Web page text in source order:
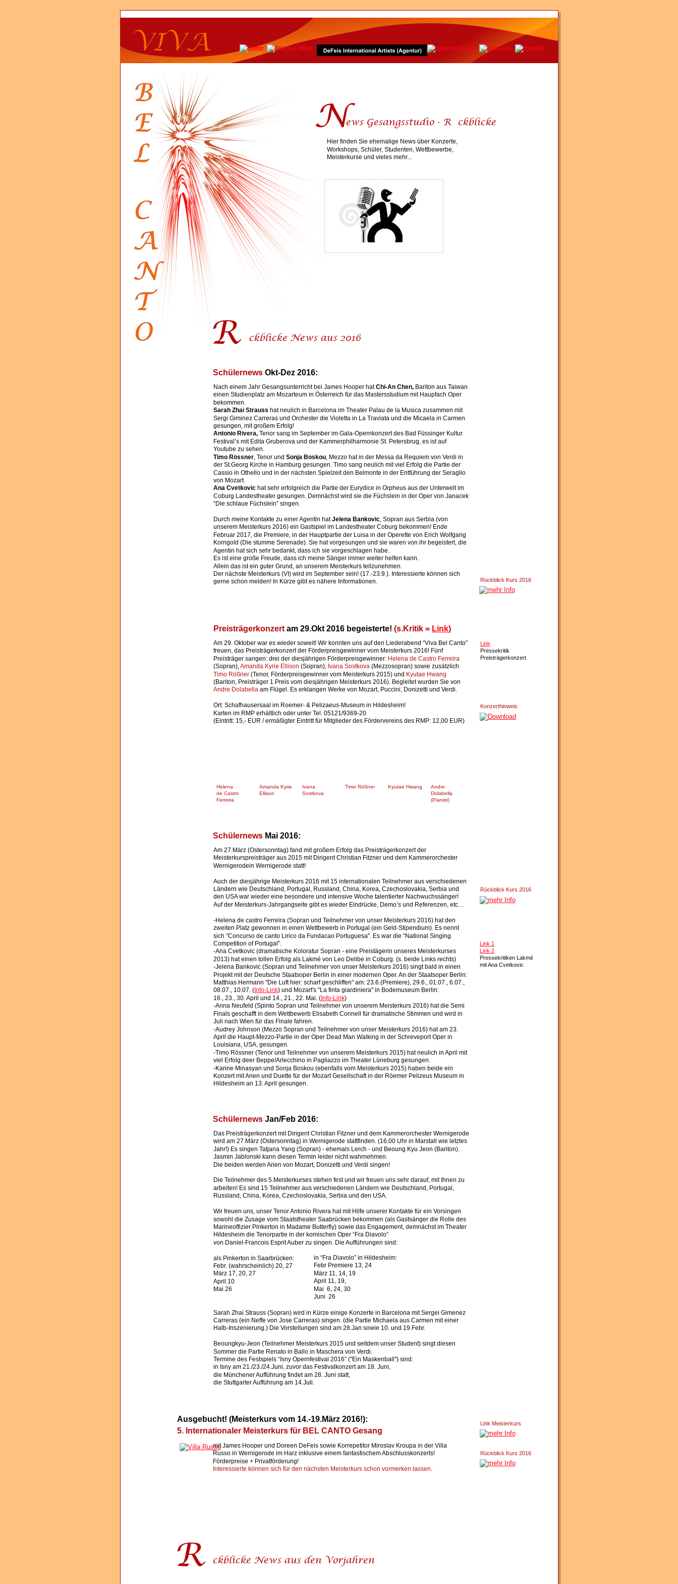
Schülernews Jan/Feb 2016:
Das Preisträgerkonzert mit Dirigent Christian Fitzner und dem Kammerorchester Wernigerode
wird am 27.März (Ostersonntag) in Wernigerode stattfinden. (16.00 Uhr in Marstall wie letztes
Jahr!) Es singen Tatjana Yang (Sopran) - ehemals Lerch - und Beoung Kyu Jeon (Bariton).
Jasmin Jablonski kann diesen Termin leider nicht wahrnehmen.
Die beiden werden Arien von Mozart, Donizetti und Verdi singen!
Die Teilnehmer des 5.Meisterkurses stehen fest und wir freuen uns sehr darauf, mit Ihnen zu
arbeiten! Es sind 15 Teilnehmer aus verschiedenen Ländern wie Deutschland, Portugal,
Russland, China, Korea, Czechoslovakia, Serbia und den USA.
Wir freuen uns, unser Tenor Antonio Rivera hat mit Hilfe unserer Kontakte für ein Vorsingen
sowohl die Zusage vom Staatstheater Saabrücken bekommen (als Gastsänger die Rolle des
Marineoffizier Pinkerton in Madame Butterfly) sowie das Engagement, demnächst im Theater
Hildesheim die Tenorpartie in der komischen Oper “Fra Diavolo”
von Daniel-Francois Esprit Auber zu singen. Die Aufführungen sind:
als Pinkerton in Saarbrücken:
Febr. (wahrscheinlich) 20, 27
März 17, 20, 27
April 10
Mai 26
Sarah Zhai Strauss (Sopran) wird in Kürze einige Konzerte in Barcelona mit Sergei Gimenez
Carreras (ein Neffe von Jose Carreras) singen. (die Partie Michaela aus Carmen mit einer
Halb-Inszenierung.) Die Vorstellungen sind am 28.Jan sowie 10. und 19.Febr.
Beoungkyu-Jeon (Teilnehmer Meisterkurs 2015 und seitdem unser Student) singt diesen
Sommer die Partie Renato in Ballo in Maschera von Verdi.
Termine des Festspiels “Isny Opernfestival 2016” ("Ein Maskenball") sind:
in Isny am 21./23./24.Juni, zuvor das Festivalkonzert am 18. Juni,
die Münchener Aufführung findet am 28. Juni statt,
die Stuttgarter Aufführung am 14.Juli.
in “Fra Diavolo” in Hildesheim:
Febr Premiere 13, 24
März 11, 14, 19
April 11, 19,
Mai  6, 24, 30
Juni  26
Ausgebucht! (Meisterkurs vom 14.-19.März 2016!):
5. Internationaler Meisterkurs für BEL CANTO Gesang
Rückblick Kurs 2016
mit James Hooper und Doreen DeFeis sowie Korrepetitor Miroslav Kroupa in der Villa
Russo in Wernigerode im Harz inklusive einem fantastischem Abschlusskonzerts!
Förderpreise + Privatförderung!
Interessierte können sich für den nächsten Meisterkurs schon vormerken lassen.
Link Meisterkurs
Schülernews Mai 2016:
Am 27.März (Ostersonntag) fand mit großem Erfolg das Preisträgerkonzert der
Meisterkurspreisträger aus 2015 mit Dirigent Christian Fitzner und dem Kammerorchester
Wernigerodein Wernigerode statt!
Auch der diesjährige Meisterkurs 2016 mit 15 internationalen Teilnehmer aus verschiedenen
Ländern wie Deutschland, Portugal, Russland, China, Korea, Czechoslovakia, Serbia und
den USA war wieder eine besondere und intensive Woche talentierter Nachwuchssänger!
Auf der Meisterkurs-Jahrgangseite gibt es wieder Eindrücke, Demo’s und Referenzen, etc…
-Helena de castro Ferreira (Sopran und Teilnehmer von unser Meisterkurs 2016) hat den
zweiten Platz gewonnen in einen Wettbewerb in Portugal (ein Geld-Stipendium). Es nennt
sich "Concurso de canto Lirico da Fundacao Portuguesa". Es war die “National Singing
Competition of Portugal”.
-Ana Cvetkovic (dramatische Koloratur Sopran - eine Preistägerin unseres Meisterkurses
2013) hat einen tollen Erfolg als Lakmé von Leo Delibe in Coburg. (s. beide Links rechts)
-Jelena Bankovic (Sopran und Teilnehmer von unser Meisterkurs 2016) singt bald in einen
Projekt mit der Deutsche Staatsoper Berlin in einer modernen Oper. An der Staatsoper Berlin:
Matthias Hermann "Die Luft hier: scharf geschliffen" am: 23.6.(Premiere), 29.6., 01.07., 6.07.,
08.07., 10.07. (Info-Link) und Mozart's "La finta giardiniera" in Bodemuseum Berlin:
16., 23., 30. April und 14., 21., 22. Mai. (Info-Link)
-Anna Neufeld (Spinto Sopran und Teilnehmer von unserem Meisterkurs 2016) hat die Semi
Finals geschafft in dem Wettbewerb Elisabeth Connell für dramatische Stimmen und wird in
Juli nach Wien für das Finale fahren.
-Audrey Johnson (Mezzo Sopran und Teilnehmer von unser Meisterkurs 2016) hat am 23.
April die Haupt-Mezzo-Partie in der Oper Dead Man Walking in der Schreveport Oper in
Louisiana, USA, gesungen.
-Timo Rössner (Tenor und Teilnehmer von unserem Meisterkurs 2015) hat neulich in April mit
viel Erfolg deer Beppe/Arlecchino in Pagliazzo im Theater Lüneburg gesungen.
-Karine Minasyan und Sonja Boskou (ebenfalls vom Meisterkurs 2015) haben beide ein
Konzert mit Arien und Duette für der Mozart Gesellschaft in der Röemer Pelizeus Museum in
Hildesheim an 13. April gesungen.
Rückblick Kurs 2016
Link 1
Link 2
Pressekritiken Lakmé
mit Ana Cvetkovic
R ückblicke News aus den Vorjahren
Preisträgerkonzert am 29.Okt 2016 begeisterte! (s.Kritik = Link)
Am 29. Oktober war es wieder soweit! Wir konnten uns auf den Liederabend “Viva Bel Canto”
freuen, das Preisträgerkonzert der Förderpreisgewinner vom Meisterkurs 2016! Fünf
Preisträger sangen: drei der diesjährigen Förderpreisgewinner: Helena de Castro Ferreira
(Sopran), Amanda Kyrie Ellison (Sopran), Ivana Sostkova (Mezzosopran) sowie zusätzlich
Timo Rößner (Tenor, Förderpreisgewinner vom Meisterkurs 2015) und Kyutae Hwang
(Bariton, Preisträger 1.Preis vom diesjährigen Meisterkurs 2016). Begleitet wurden Sie von
Andre Dolabella am Flügel. Es erklangen Werke von Mozart, Puccini, Donizetti und Verdi.
Ort: Schafhausersaal im Roemer- & Pelizaeus-Museum in Hildesheim!
Karten im RMP erhältlich oder unter Tel. 05121/9369-20
(Eintritt: 15,- EUR / ermäßigter Eintritt für Mitglieder des Fördervereins des RMP: 12,00 EUR)
Konzerthinweis
Helena
de Castro
Ferreira
Amanda Kyrie
Ellison
Ivana
Sostkova
Timo Rößner Kyutae Hwang
Andre
Dolabella
(Pianist)
Schülernews Okt-Dez 2016:
Nach einem Jahr Gesangsunterricht bei James Hooper hat Chi-An Chen, Bariton aus Taiwan
einen Studienplatz am Mozarteum in Österreich für das Mastersstudium mit Haupfach Oper
bekommen.
Sarah Zhai Strauss hat neulich in Barcelona im Theater Palau de la Musica zusammen mit
Sergi Giminez Carreras und Orchester die Violetta in La Traviata und die Micaela in Carmen
gesungen, mit großem Erfolg!
Antonio Rivera, Tenor sang im September im Gala-Opernkonzert des Bad Füssinger Kultur
Festival’s mit Edita Gruberova und der Kammerphilharmonie St. Petersbrug, es ist auf
Youtube zu sehen.
Timo Rössner, Tenor und Sonja Boskou, Mezzo hat in der Messa da Requiem von Verdi in
der St.Georg Kirche in Hamburg gesungen. Timo sang neulich mit viel Erfolg die Partie der
Cassio in Othello und in der nächsten Spielzeit den Belmonte in der Entführung der Seraglio
von Mozart.
Ana Cvetkovic hat sehr erfolgreich die Partie der Eurydice in Orpheus aus der Unterwelt im
Coburg Landestheater gesungen. Demnächst wird sie die Füchslein in der Oper von Janacek
“Die schlaue Füchslein” singen.
Durch meine Kontakte zu einer Agentin hat Jelena Bankovic, Sopran aus Serbia (von
unserem Meisterkurs 2016) ein Gastspiel im Landestheater Coburg bekommen! Ende
Februar 2017, die Premiere, in der Hauptpartie der Luisa in der Operette von Erich Wolfgang
Korngold (Die stumme Serenade). Sie hat vorgesungen und sie waren von ihr begeistert, die
Agentin hat sich sehr bedankt, dass ich sie vorgeschlagen habe.
Es ist eine große Freude, dass ich meine Sänger immer weiter helfen kann.
Allein das ist ein guter Grund, an unserem Meisterkurs teilzunehmen.
Der nächste Meisterkurs (VI) wird im September sein! (17.-23.9.). Interessierte können sich
gerne schon melden! In Kürze gibt es nähere Informationen.
Rückblick Kurs 2016
Link
Pressekritik
Preisträgerkonzert
R ückblicke News aus 2016
ews Gesangsstudio - Rückblicke
N
Hier finden Sie ehemalige News über Konzerte,
Workshops, Schüler, Studenten, Wettbewerbe,
Meisterkurse und vieles mehr...